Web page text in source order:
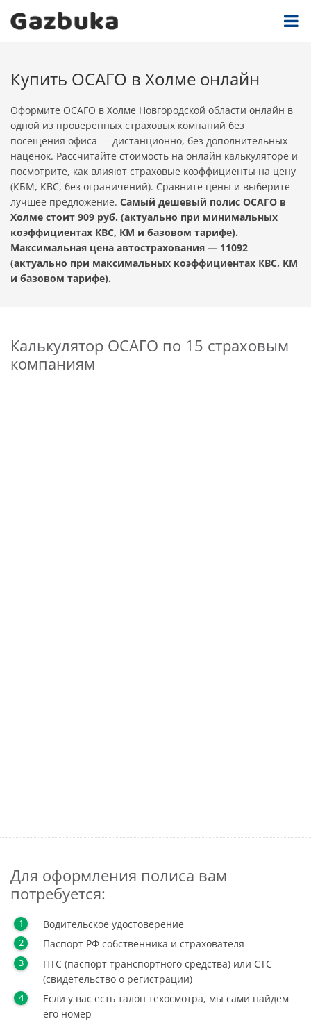
Купить ОСАГО в Холме онлайн
Оформите ОСАГО в Холме Новгородской области онлайн в
одной из проверенных страховых компаний без
посещения офиса — дистанционно, без дополнительных
наценок. Рассчитайте стоимость на онлайн калькуляторе и
посмотрите, как влияют страховые коэффициенты на цену
(КБМ, КВС, без ограничений). Сравните цены и выберите
лучшее предложение. Самый дешевый полис ОСАГО в
Холме стоит 909 руб. (актуально при минимальных
коэффициентах КВС, КМ и базовом тарифе).
Максимальная цена автострахования — 11092
(актуально при максимальных коэффициентах КВС, КМ
и базовом тарифе).
Калькулятор ОСАГО по 15 страховым
компаниям
Для оформления полиса вам
потребуется:
Водительское удостоверение
Паспорт РФ собственника и страхователя
ПТС (паспорт транспортного средства) или СТС
(свидетельство о регистрации)
Если у вас есть талон техосмотра, мы сами найдем
его номер